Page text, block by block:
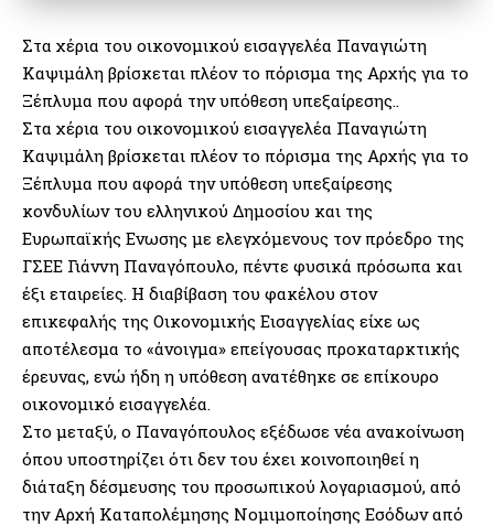
Στα χέρια του οικονομικού εισαγγελέα Παναγιώτη
Καψιμάλη βρίσκεται πλέον το πόρισμα της Αρχής για το
Ξέπλυμα που αφορά την υπόθεση υπεξαίρεσης..
Στα χέρια του οικονομικού εισαγγελέα Παναγιώτη
Καψιμάλη βρίσκεται πλέον το πόρισμα της Αρχής για το
Ξέπλυμα που αφορά την υπόθεση υπεξαίρεσης
κονδυλίων του ελληνικού Δημοσίου και της
Ευρωπαϊκής Ενωσης με ελεγχόμενους τον πρόεδρο της
ΓΣΕΕ Γιάννη Παναγόπουλο, πέντε φυσικά πρόσωπα και
έξι εταιρείες. Η διαβίβαση του φακέλου στον
επικεφαλής της Οικονομικής Εισαγγελίας είχε ως
αποτέλεσμα το «άνοιγμα» επείγουσας προκαταρκτικής
έρευνας, ενώ ήδη η υπόθεση ανατέθηκε σε επίκουρο
οικονομικό εισαγγελέα.
Στο μεταξύ, ο Παναγόπουλος εξέδωσε νέα ανακοίνωση
όπου υποστηρίζει ότι δεν του έχει κοινοποιηθεί η
διάταξη δέσμευσης του προσωπικού λογαριασμού, από
την Αρχή Καταπολέμησης Νομιμοποίησης Εσόδων από